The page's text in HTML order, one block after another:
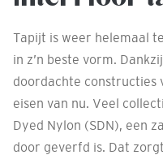
Tapijt is weer helemaal
in z’n beste vorm.
doordachte constructies
eisen van nu. Veel
Dyed Nylon (SDN), een
door geverfd is. Dat